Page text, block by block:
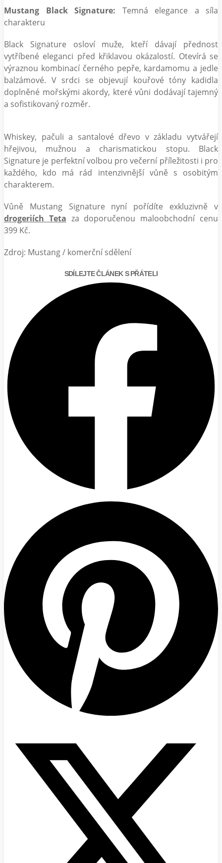
Mustang Black Signature: Temná elegance a síla
charakteru
Black Signature osloví muže, kteří dávají přednost
vytříbené eleganci před křiklavou okázalostí. Otevírá se
výraznou kombinací černého pepře, kardamomu a jedle
balzámové. V srdci se objevují kouřové tóny kadidla
doplněné mořskými akordy, které vůni dodávají tajemný
a sofistikovaný rozměr.
Whiskey, pačuli a santalové dřevo v základu vytvářejí
hřejivou, mužnou a charismatickou stopu. Black
Signature je perfektní volbou pro večerní příležitosti i pro
každého, kdo má rád intenzivnější vůně s osobitým
charakterem.
Vůně Mustang Signature nyní pořídíte exkluzivně v
drogeriích Teta za doporučenou maloobchodní cenu
399 Kč.
Zdroj: Mustang / komerční sdělení
SDÍLEJTE ČLÁNEK S PŘÁTELI